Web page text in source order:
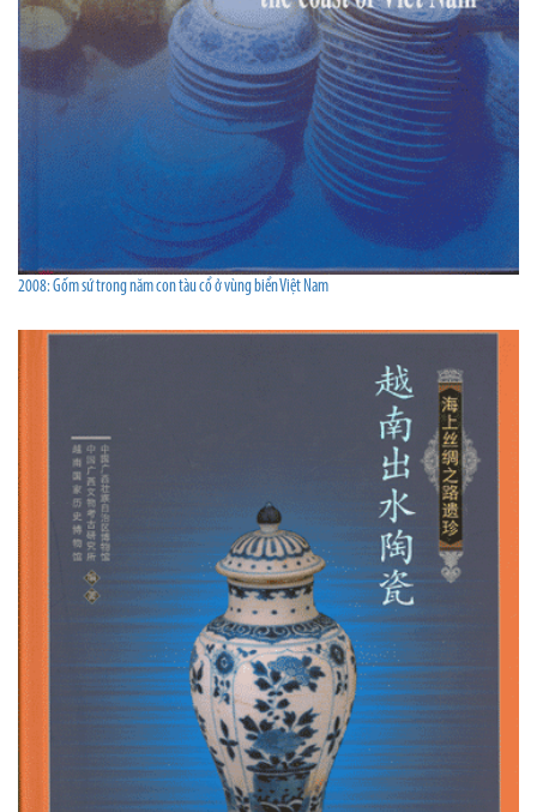
2008: Gốm sứ trong năm con tàu cổ ở vùng biển Việt Nam